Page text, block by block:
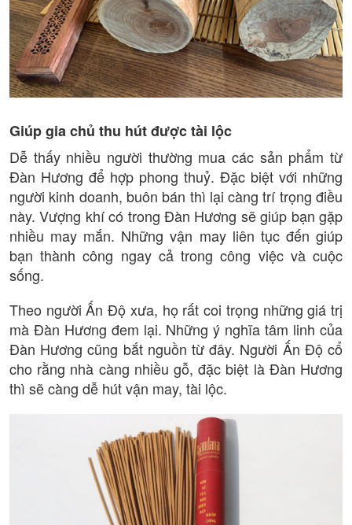
Giúp gia chủ thu hút được tài lộc
Dễ thấy nhiều người thường mua các sản phẩm từ
Đàn Hương để hợp phong thuỷ. Đặc biệt với những
người kinh doanh, buôn bán thì lại càng trí trọng điều
này. Vượng khí có trong Đàn Hương sẽ giúp bạn gặp
nhiều may mắn. Những vận may liên tục đến giúp
bạn thành công ngay cả trong công việc và cuộc
sống.
Theo người Ấn Độ xưa, họ rất coi trọng những giá trị
mà Đàn Hương đem lại. Những ý nghĩa tâm linh của
Đàn Hương cũng bắt nguồn từ đây. Người Ấn Độ cổ
cho rằng nhà càng nhiều gỗ, đặc biệt là Đàn Hương
thì sẽ càng dễ hút vận may, tài lộc.